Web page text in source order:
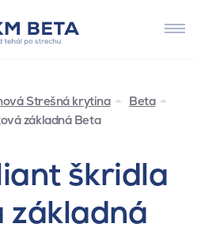
Strešná krytina
Beta
základná Beta
škridla
základná